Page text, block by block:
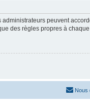
peuvent
des règles propres à
Nous